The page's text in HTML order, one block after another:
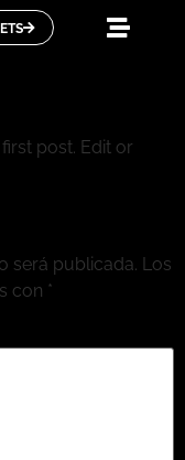
post. Edit or
será publicada. Los
con *